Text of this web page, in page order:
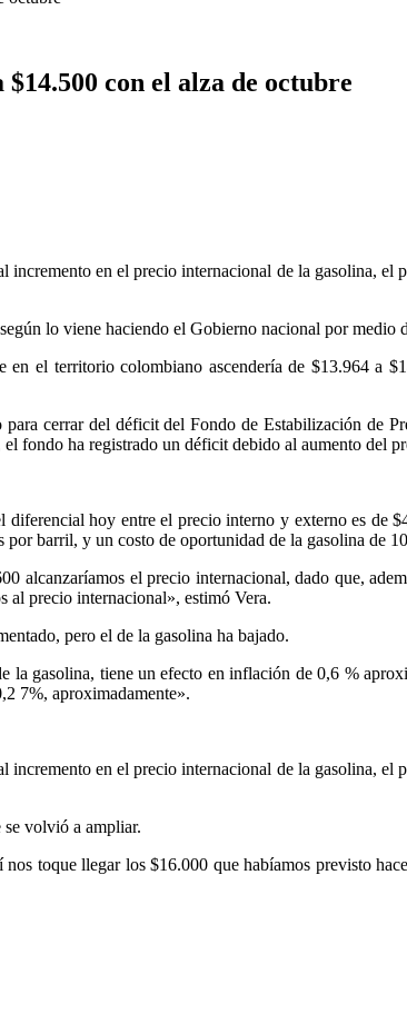
con el alza de octubre
en el precio internacional de la gasolina,
lo viene haciendo el Gobierno nacional por medio
el territorio colombiano ascendería de $13.964 a
cerrar del déficit del Fondo de Estabilización de
fondo ha registrado un déficit debido al aumento del
hoy entre el precio interno y externo es
barril, y un costo de oportunidad de la gasolina de
alcanzaríamos el precio internacional, dado que,
al precio internacional», estimó Vera.
pero el de la gasolina ha bajado.
gasolina, tiene un efecto en inflación de 0,6 %
7%, aproximadamente».
en el precio internacional de la gasolina,
se volvió a ampliar.
toque llegar los $16.000 que habíamos previsto